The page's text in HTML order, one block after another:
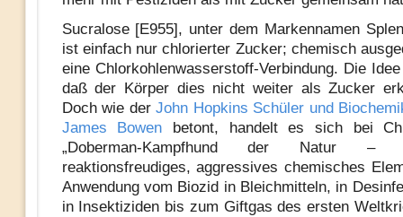
Sucralose [E955], unter dem Markennamen
ist einfach nur chlorierter Zucker; chemisch
eine Chlorkohlenwasserstoff-Verbindung. Die
daß der Körper dies nicht weiter als Zucker
Doch wie derJohn Hopkins Schüler und
James Bowen betont, handelt es sich bei
„Doberman-Kampfhund der Natur
reaktionsfreudiges, aggressives chemisches
Anwendung vom Biozid in Bleichmitteln, in
in Insektiziden bis zum Giftgas des ersten